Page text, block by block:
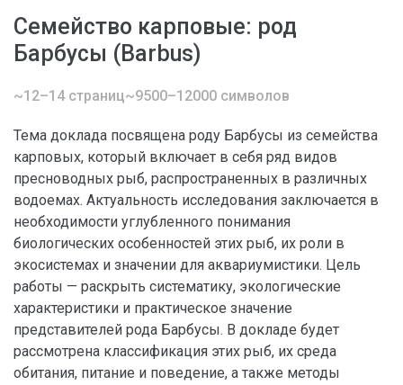
Семейство карповые: род
Барбусы (Barbus)
~12–14 страниц~9500–12000 символов
Тема доклада посвящена роду Барбусы из семейства
карповых, который включает в себя ряд видов
пресноводных рыб, распространенных в различных
водоемах. Актуальность исследования заключается в
необходимости углубленного понимания
биологических особенностей этих рыб, их роли в
экосистемах и значении для аквариумистики. Цель
работы — раскрыть систематику, экологические
характеристики и практическое значение
представителей рода Барбусы. В докладе будет
рассмотрена классификация этих рыб, их среда
обитания, питание и поведение, а также методы